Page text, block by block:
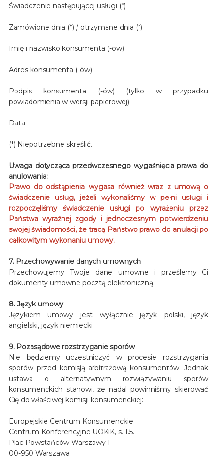
Świadczenie następującej usługi (*)
Zamówione dnia (*) / otrzymane dnia (*)
Imię i nazwisko konsumenta (-ów)
Adres konsumenta (-ów)
Podpis konsumenta (-ów) (tylko w przypadku
powiadomienia w wersji papierowej)
Data
(*) Niepotrzebne skreślić.
Uwaga dotycząca przedwczesnego wygaśnięcia prawa do
anulowania:
Prawo do odstąpienia wygasa również wraz z umową o
świadczenie usług, jeżeli wykonaliśmy w pełni usługi i
rozpoczęliśmy świadczenie usługi po wyrażeniu przez
Państwa wyraźnej zgody i jednoczesnym potwierdzeniu
swojej świadomości, że tracą Państwo prawo do anulacji po
całkowitym wykonaniu umowy.
7. Przechowywanie danych umownych
Przechowujemy Twoje dane umowne i prześlemy Ci
dokumenty umowne pocztą elektroniczną.
8. Język umowy
Językiem umowy jest wyłącznie język polski, język
angielski, język niemiecki.
9. Pozasądowe rozstrzyganie sporów
Nie będziemy uczestniczyć w procesie rozstrzygania
sporów przed komisją arbitrażową konsumentów. Jednak
ustawa o alternatywnym rozwiązywaniu sporów
konsumenckich stanowi, że nadal powinniśmy skierować
Cię do właściwej komisji konsumenckiej:
Europejskie Centrum Konsumenckie
Centrum Konferencyjne UOKiK, s. 1.5.
Plac Powstańców Warszawy 1
00-950 Warszawa